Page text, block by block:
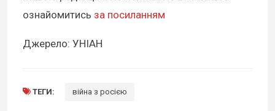
ознайомитись за посиланням
Джерело: УНІАН
ТЕГИ: війна з росією